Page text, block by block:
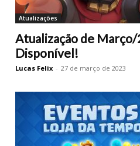
Atualizações
Atualização de
Disponível!
Lucas Felix - 27 de março de 2023